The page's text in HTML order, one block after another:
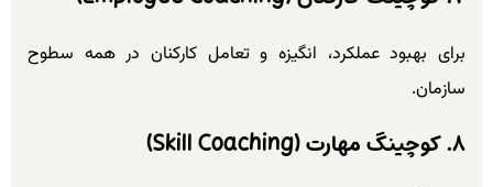
برای بهبود عملکرد، انگیزه و تعامل کارکنان در همه سطوح
سازمان.
۸. کوچینگ مهارت (Skill Coaching)